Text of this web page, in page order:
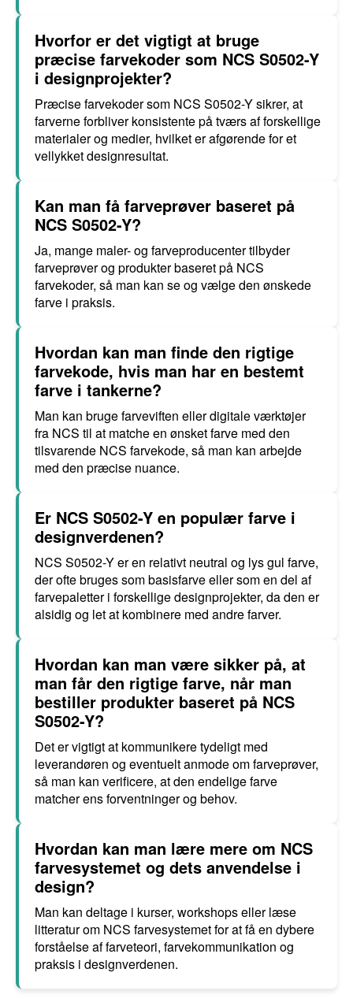
Hvorfor er det vigtigt at bruge
præcise farvekoder som NCS S0502-Y
i designprojekter?
Præcise farvekoder som NCS S0502-Y sikrer, at
farverne forbliver konsistente på tværs af forskellige
materialer og medier, hvilket er afgørende for et
vellykket designresultat.
Kan man få farveprøver baseret på
NCS S0502-Y?
Ja, mange maler- og farveproducenter tilbyder
farveprøver og produkter baseret på NCS
farvekoder, så man kan se og vælge den ønskede
farve i praksis.
Hvordan kan man finde den rigtige
farvekode, hvis man har en bestemt
farve i tankerne?
Man kan bruge farveviften eller digitale værktøjer
fra NCS til at matche en ønsket farve med den
tilsvarende NCS farvekode, så man kan arbejde
med den præcise nuance.
Er NCS S0502-Y en populær farve i
designverdenen?
NCS S0502-Y er en relativt neutral og lys gul farve,
der ofte bruges som basisfarve eller som en del af
farvepaletter i forskellige designprojekter, da den er
alsidig og let at kombinere med andre farver.
Hvordan kan man være sikker på, at
man får den rigtige farve, når man
bestiller produkter baseret på NCS
S0502-Y?
Det er vigtigt at kommunikere tydeligt med
leverandøren og eventuelt anmode om farveprøver,
så man kan verificere, at den endelige farve
matcher ens forventninger og behov.
Hvordan kan man lære mere om NCS
farvesystemet og dets anvendelse i
design?
Man kan deltage i kurser, workshops eller læse
litteratur om NCS farvesystemet for at få en dybere
forståelse af farveteori, farvekommunikation og
praksis i designverdenen.